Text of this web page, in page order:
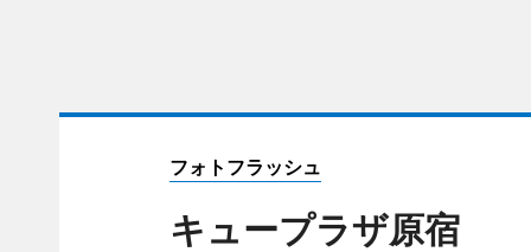
フォトフラッシュ
キュープラザ原宿